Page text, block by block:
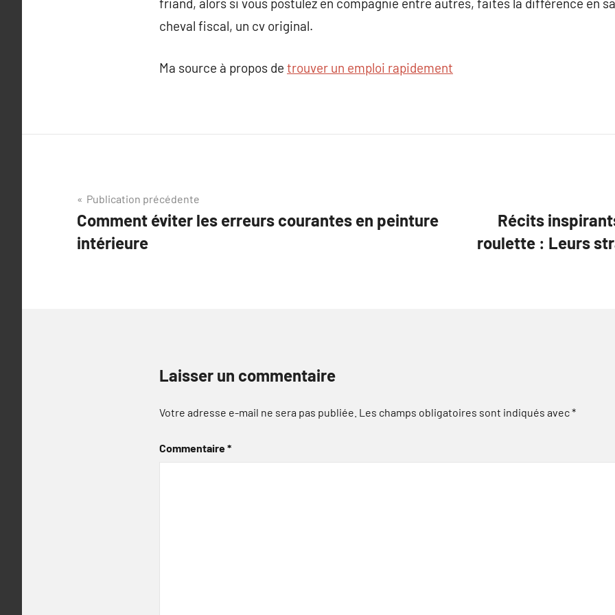
cheval fiscal, un cv original.
Ma source à propos de trouver un emploi rapidement
Navigation
de
l’article
Publication précédente
Comment éviter les erreurs courantes en peinture
intérieure
Récits
roulette : Leurs
Laisser un commentaire
Votre adresse e-mail ne sera pas publiée. Les champs obligatoires sont indiqués avec*
Commentaire*